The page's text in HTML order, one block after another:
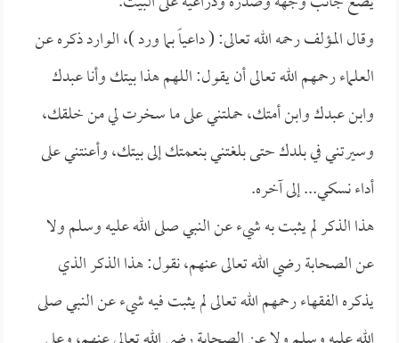
وقال المؤلف رحمه الله تعالى: ( داعياً بما ورد )، الوارد ذكره عن
العلماء رحمهم الله تعالى أن يقول: اللهم هذا بيتك وأنا عبدك
وابن عبدك وابن أمتك، حملتني على ما سخرت لي من خلقك،
وسيرتني في بلدك حتى بلغتني بنعمتك إلى بيتك، وأعنتني على
أداء نسكي... إلى آخره.
هذا الذكر لم يثبت به شيء عن النبي صلى الله عليه وسلم ولا
عن الصحابة رضي الله تعالى عنهم، نقول: هذا الذكر الذي
يذكره الفقهاء رحمهم الله تعالى لم يثبت فيه شيء عن النبي صلى